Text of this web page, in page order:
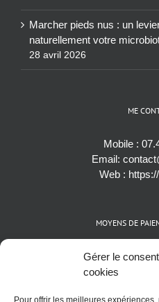
Gérer le
cookies
Pour offrir les meilleures
Marcher pieds nus : un
naturellement votre
28 avril 2026
ME
Mobile :
Email:
Web :
MOYENS DE
Cartes bancaires